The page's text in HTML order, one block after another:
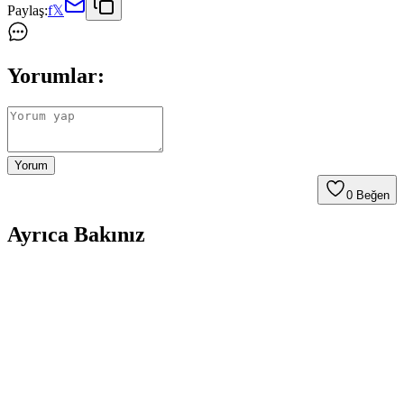
Paylaş:f𝕏
Yorumlar:
Yorum
0 Beğen
Ayrıca Bakınız